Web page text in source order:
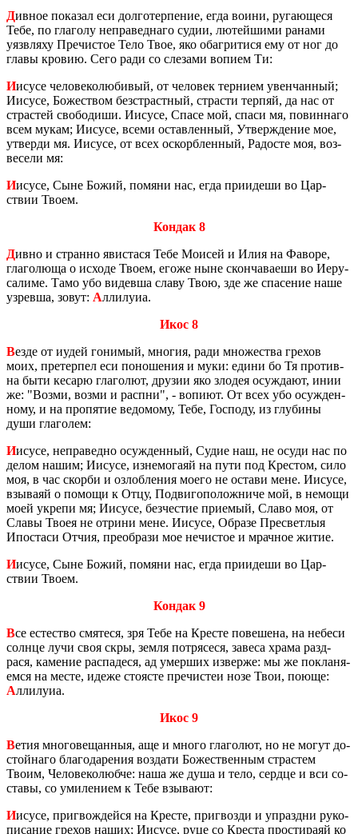
Дивное по­ка­зал еси дол­го­тер­пе­ние, егда воини, ру­га­ю­ще­ся
Тебе, по гла­го­лу непра­вед­на­го судии, лю­тей­ши­ми ра­на­ми
уязв­ля­ху Пре­чи­стое Тело Твое, яко обаг­ри­ти­ся ему от ног до
главы кро­вию. Сего ради со сле­за­ми во­пи­ем Ти:
Иисусе че­ло­ве­ко­лю­би­вый, от че­ло­век тер­ни­ем увен­чан­ный;
Иису­се, Бо­же­ством без­страст­ный, стра­сти тер­пяй, да нас от
стра­стей сво­бо­ди­ши. Иису­се, Спасе мой, спаси мя, по­вин­на­го
всем мукам; Иису­се, всеми остав­лен­ный, Утвер­жде­ние мое,
утвер­ди мя. Иису­се, от всех оскорб­лен­ный, Ра­до­сте моя, воз­
ве­се­ли мя:
Иисусе, Сыне Божий, по­мя­ни нас, егда при­и­де­ши во Цар­
ствии Твоем.
Кондак 8
Дивно и стран­но яви­с­та­ся Тебе Мо­и­сей и Илия на Фа­во­ре,
гла­го­лю­ща о ис­хо­де Твоем, егоже ныне скон­ча­ва­е­ши во Иеру­
са­ли­ме. Тамо убо ви­дев­ша славу Твою, зде же спа­се­ние наше
узрев­ша, зовут: Алли­лу­иа.
Икос 8
Везде от иудей го­ни­мый, мно­гия, ради мно­же­ства гре­хов
моих, пре­тер­пел еси по­но­ше­ния и муки: едини бо Тя про­тив­
на быти ке­са­рю гла­го­лют, дру­зии яко зло­дея осуж­да­ют, инии
же: "Возми, возми и рас­пни", - во­пи­ют. От всех убо осуж­ден­
но­му, и на про­пя­тие ве­до­мо­му, Тебе, Гос­по­ду, из глу­би­ны
души гла­го­лем:
Иисусе, непра­вед­но осуж­ден­ный, Судие наш, не осуди нас по
делом нашим; Иису­се, из­не­мо­га­яй на пути под Кре­стом, сило
моя, в час скор­би и озлоб­ле­ния моего не оста­ви мене. Иису­се,
взы­ва­яй о по­мо­щи к Отцу, По­дви­го­по­лож­ни­че мой, в немо­щи
моей укре­пи мя; Иису­се, без­че­стие при­е­мый, Славо моя, от
Славы Твоея не от­ри­ни мене. Иису­се, Об­ра­зе Пре­свет­лыя
Ипо­ста­си Отчия, пре­об­ра­зи мое нечи­стое и мрач­ное житие.
Иисусе, Сыне Божий, по­мя­ни нас, егда при­и­де­ши во Цар­
ствии Твоем.
Кондак 9
Все есте­ство смя­те­ся, зря Тебе на Кре­сте по­ве­ше­на, на небе­си
солн­це лучи своя скры, земля по­тря­се­ся, за­ве­са храма раз­д­
рася, ка­ме­ние рас­па­де­ся, ад умер­ших из­вер­же: мы же по­кла­ня­
ем­ся на месте, идеже сто­я­сте пре­чи­стеи нозе Твои, поюще:
Алли­лу­иа.
Икос 9
Ветия мно­го­ве­щан­ныя, аще и много гла­го­лют, но не могут до­
стой­на­го бла­го­да­ре­ния воз­да­ти Бо­же­ствен­ным страс­тем
Твоим, Че­ло­ве­ко­люб­че: наша же душа и тело, серд­це и вси со­
ста­вы, со уми­ле­ни­ем к Тебе взы­ва­ют:
Иисусе, при­гвож­дей­ся на Кре­сте, при­гвоз­ди и упразд­ни ру­ко­
пи­са­ние гре­хов наших; Иису­се, руце со Кре­ста про­сти­ра­яй ко